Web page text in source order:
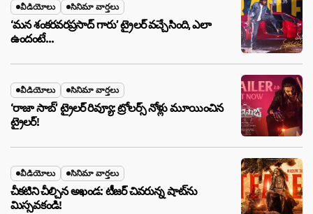
వీడియోలు సినిమా వార్తలు
‘మన శంకరవరప్రసాద్ గారు’ ట్రైలర్ వచ్చేసింది, ఎలా
ఉందంటే…
వీడియోలు సినిమా వార్తలు
‘రాజా సాబ్’ ట్రైలర్ రివ్యూ: ట్రోలర్స్ నోళ్లు మూయించిన
ట్రైలర్!
వీడియోలు సినిమా వార్తలు
చీకటిని చీల్చిన అఖండ: టీజర్ చివరున్న షాట్‌ను
మిస్సవకండి!